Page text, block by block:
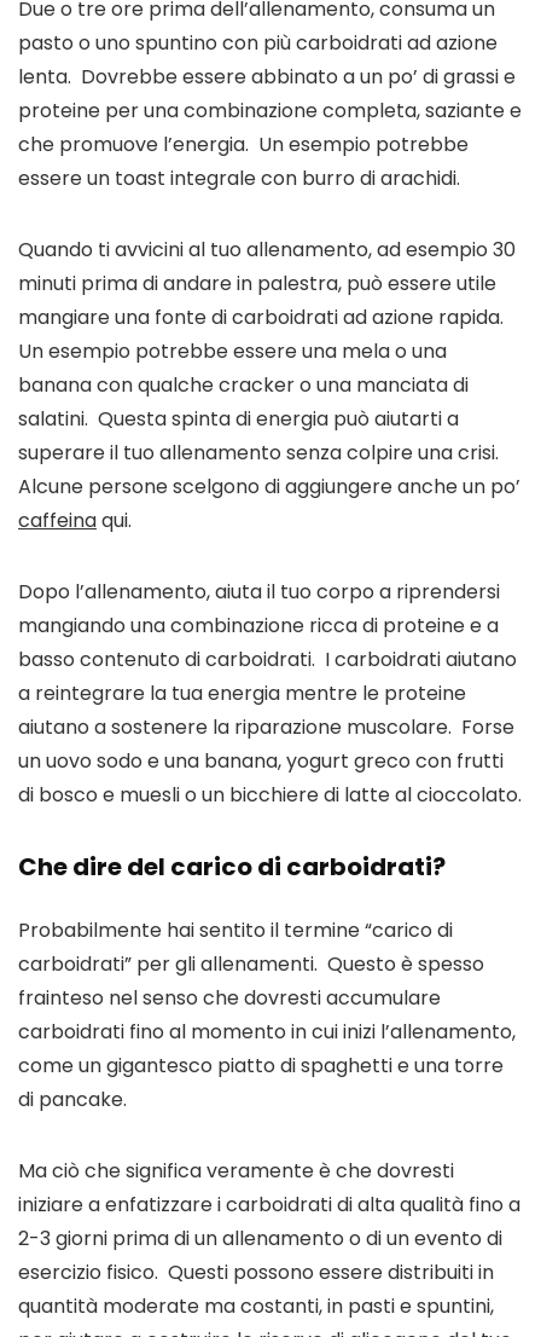
Due o tre ore prima dell’allenamento, consuma un
pasto o uno spuntino con più carboidrati ad azione
lenta.  Dovrebbe essere abbinato a un po’ di grassi e
proteine ​​per una combinazione completa, saziante e
che promuove l’energia.  Un esempio potrebbe
essere un toast integrale con burro di arachidi.
Quando ti avvicini al tuo allenamento, ad esempio 30
minuti prima di andare in palestra, può essere utile
mangiare una fonte di carboidrati ad azione rapida.
Un esempio potrebbe essere una mela o una
banana con qualche cracker o una manciata di
salatini.  Questa spinta di energia può aiutarti a
superare il tuo allenamento senza colpire una crisi.
caffeina qui.
Dopo l’allenamento, aiuta il tuo corpo a riprendersi
mangiando una combinazione ricca di proteine ​​e a
basso contenuto di carboidrati.  I carboidrati aiutano
a reintegrare la tua energia mentre le proteine ​​
aiutano a sostenere la riparazione muscolare.  Forse
un uovo sodo e una banana, yogurt greco con frutti
Che dire del carico di carboidrati?
Probabilmente hai sentito il termine “carico di
carboidrati” per gli allenamenti.  Questo è spesso
frainteso nel senso che dovresti accumulare
carboidrati fino al momento in cui inizi l’allenamento,
come un gigantesco piatto di spaghetti e una torre
di pancake.
Ma ciò che significa veramente è che dovresti
iniziare a enfatizzare i carboidrati di alta qualità fino a
2-3 giorni prima di un allenamento o di un evento di
esercizio fisico.  Questi possono essere distribuiti in
quantità moderate ma costanti, in pasti e spuntini,